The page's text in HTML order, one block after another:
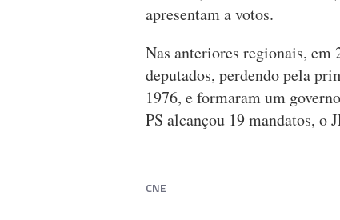
apresentam a votos.
Nas anteriores regionais, em
deputados, perdendo pela
1976, e formaram um
PS alcançou 19 mandatos, o
CNE